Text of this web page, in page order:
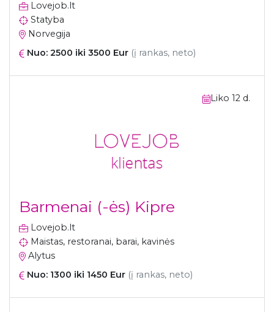
Lovejob.lt
Statyba
Norvegija
Nuo: 2500 iki 3500 Eur (į rankas, neto)
Liko 12 d.
Barmenai (-ės) Kipre
Lovejob.lt
Maistas, restoranai, barai, kavinės
Alytus
Nuo: 1300 iki 1450 Eur (į rankas, neto)